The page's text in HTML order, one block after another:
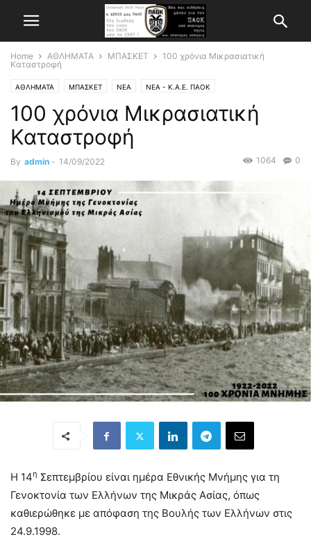
Home ΑΘΛΗΜΑΤΑ ΜΠΑΣΚΕΤ
100 χρόνια Μικρασιατική
Καταστροφή
ΑΘΛΗΜΑΤΑ ΜΠΑΣΚΕΤ ΝΕΑ ΝΕΑ - Κ.Α.Ε. ΠΑΟΚ
100 χρόνια Μικρασιατική
Καταστροφή
By admin - 14/09/2022 0
1064
Η 14η Σεπτεμβρίου είναι ημέρα Εθνικής Μνήμης για τη
Γενοκτονία των Ελλήνων της Μικράς Ασίας, όπως
καθιερώθηκε με απόφαση της Βουλής των Ελλήνων στις
24.9.1998.